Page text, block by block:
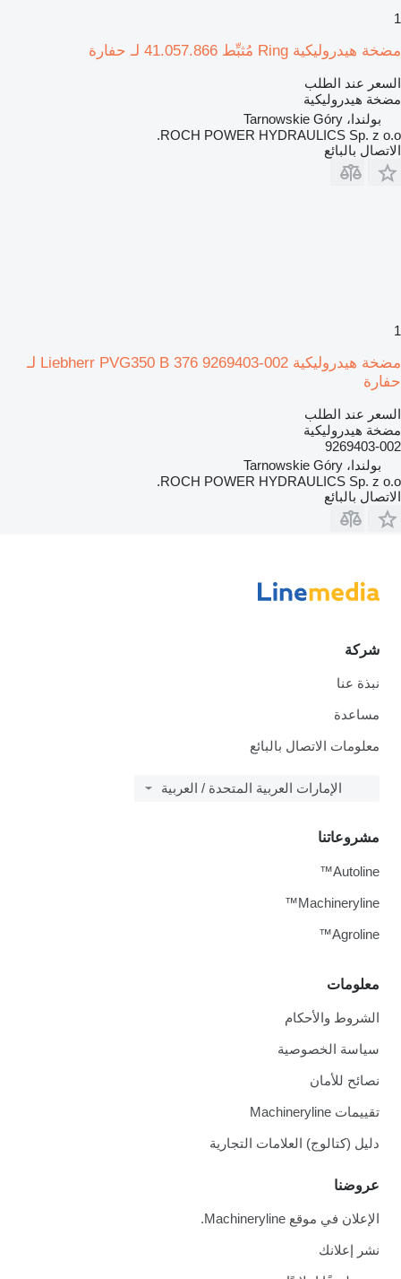
1
مضخة هيدروليكية Ring مُثبِّط 41.057.866 لـ حفارة
السعر عند الطلب
مضخة هيدروليكية
بولندا، Tarnowskie Góry
ROCH POWER HYDRAULICS Sp. z o.o.
الاتصال بالبائع
1
مضخة هيدروليكية Liebherr PVG350 B 376 9269403-002 لـ
حفارة
السعر عند الطلب
مضخة هيدروليكية
9269403-002
بولندا، Tarnowskie Góry
ROCH POWER HYDRAULICS Sp. z o.o.
الاتصال بالبائع
شركة
نبذة عنا
مساعدة
معلومات الاتصال بالبائع
الإمارات العربية المتحدة / العربية
معلومات
الشروط والأحكام
سياسة الخصوصية
نصائح للأمان
تقييمات Machineryline
دليل (كتالوج) العلامات التجارية
عروضنا
الإعلان في موقع Machineryline.
نشر إعلانك
مشروعاتنا
Autoline™
Machineryline™
Agroline™